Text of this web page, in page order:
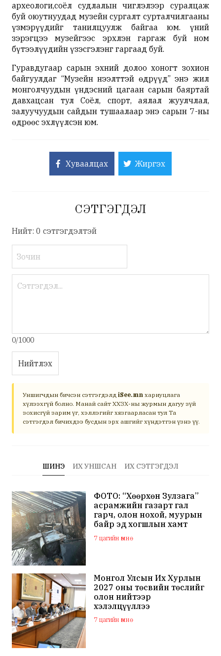
археологи,соёл судлалын чиглэлээр суралцаж
буй оюутнуудад музейн сургалт сурталчилгааны
үзмэрүүдийг танилцуулж байгаа юм. Үүний
зэрэгцээ музейгээс эрхлэн гаргаж буй ном
бүтээлүүдийн үзэсгэлэнг гаргаад буй.
Гуравдугаар сарын эхний долоо хоногт зохион
байгуулдаг “Музейн нээлттэй өдрүүд” энэ жил
монголчуудын үндэсний цагаан сарын баяртай
давхацсан тул Соёл, спорт, аялал жуулчлал,
залуучуудын сайдын тушаалаар энэ сарын 7-ны
өдрөөс эхлүүлсэн юм.
Хуваалцах Жиргэх
СЭТГЭГДЭЛ
Нийт: 0 сэтгэгдэлтэй
0/1000
Нийтлэх
Уншигчдын бичсэн сэтгэгдэлд iSee.mn хариуцлага
хүлээхгүй болно. Манай сайт ХХЗХ-ны журмын дагуу зүй
зохисгүй зарим үг, хэллэгийг хязгаарласан тул Та
сэтгэгдэл бичихдээ бусдын эрх ашгийг хүндэтгэн үзнэ үү.
ШИНЭ ИХ УНШСАН ИХ СЭТГЭГДЭЛ
ФОТО: “Хөөрхөн Зулзага”
асрамжийн газарт гал
гарч, олон нохой, муурын
байр эд хогшлын хамт
шатжээ
7 цагийн өмнө
Монгол Улсын Их Хурлын
2027 оны төсвийн төслийг
олон нийтээр
хэлэлцүүллээ
7 цагийн өмнө